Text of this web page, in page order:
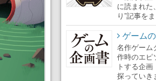
に読まれた
り”記事を
ゲーム
名作ゲーム
作時のエピ
トする企
探っていき